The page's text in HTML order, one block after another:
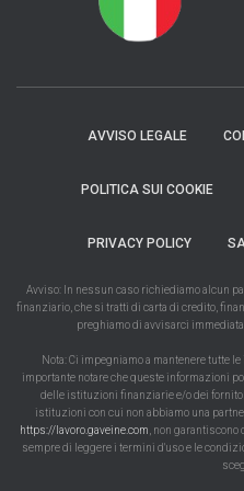
AVVISO LEGALE
POLITICA SUI COOKIE
PRIVACY POLICY
Avviso: In nessun caso richiediamo alcun
finanziario, che si tratti di carta di credito,
preghiamo di avvisarci
Nota: Ci impegniamo a mantenere tutte
importante notare che queste informazioni
delle istituzioni finanziarie e/o dei
istituzioni con cui non abbiamo una
https://lavoro.gaveine.com , non
sempre di leggere i termini d'uso e le